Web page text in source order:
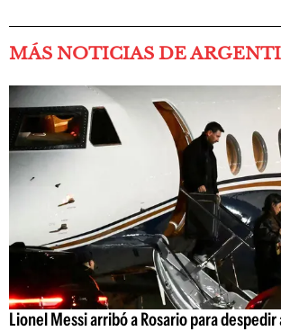
MÁS NOTICIAS DE
Lionel Messi arribó a Rosario para despedir